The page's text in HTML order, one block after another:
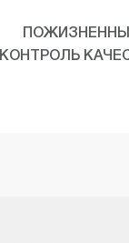
КОНТРОЛЬ